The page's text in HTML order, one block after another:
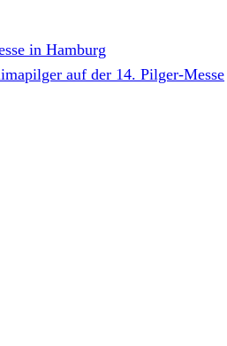
in Hamburg
auf der 14. Pilger-Messe